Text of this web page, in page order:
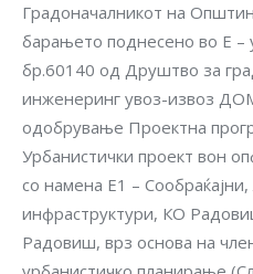
Градоначалникот на
барањето поднесено во E –
бр.60140 од Друштво за
инженеринг увоз-извоз
одобрување Проектна
Урбанистички проект вон
со намена Е1 –
инфраструктури, КО
Радовиш, врз основа на